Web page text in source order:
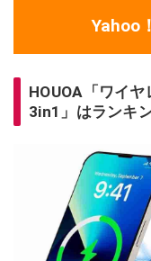
Yahoo
HOUOA「ワイ
3in1」はランキ